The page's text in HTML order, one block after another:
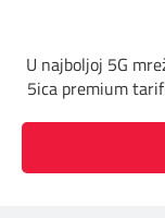
Antena
Kontakt
U najboljoj 5G
5ica premium